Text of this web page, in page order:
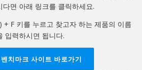
다면 아래 링크를 클릭하세요.
+ F 키를 누르고 찾고자 하는 제품의 이름
입력하시면 됩니다.
치마크 사이트 바로가기